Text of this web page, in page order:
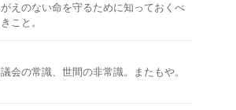
がえのない命を守るために知っておくべ
きこと。
議会の常識、世間の非常識。またもや。